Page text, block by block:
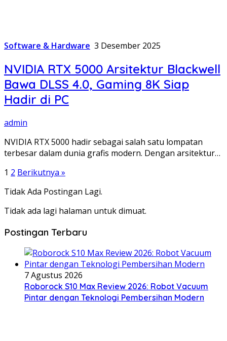
Software & Hardware 3 Desember 2025
NVIDIA RTX 5000 Arsitektur Blackwell
Bawa DLSS 4.0, Gaming 8K Siap
Hadir di PC
admin
NVIDIA RTX 5000 hadir sebagai salah satu lompatan
terbesar dalam dunia grafis modern. Dengan arsitektur…
Paginasi
pos
1 2 Berikutnya »
Tidak Ada Postingan Lagi.
Tidak ada lagi halaman untuk dimuat.
Postingan Terbaru
7 Agustus 2026
Roborock S10 Max Review 2026: Robot Vacuum
Pintar dengan Teknologi Pembersihan Modern